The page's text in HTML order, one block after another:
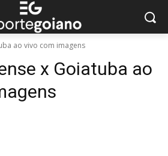
ao vivo com imagens
x Goiatuba ao